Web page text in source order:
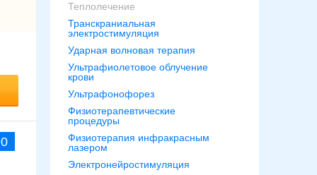
Теплолечение
Транскраниальная
электростимуляция
Ударная волновая терапия
Ультрафиолетовое облучение
крови
Ультрафонофорез
Физиотерапевтические
процедуры
Физиотерапия инфракрасным
лазером
Электронейростимуляция